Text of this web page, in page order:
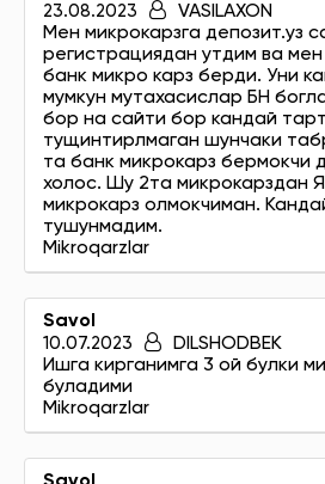
23.08.2023
VASILAXON
Мен микрокарзга депозит.уз
регистрациядан утдим ва
банк микро карз берди. Уни
мумкун мутахасислар БН
бор на сайти бор кандай
тущинтирлмаган шунчаки
та банк микрокарз бермокчи
холос. Шу 2та микрокарздан
микрокарз олмокчиман.
тушунмадим.
Mikroqarzlar
Savol
10.07.2023
DILSHODBEK
Ишга кирганимга 3 ой булки
буладими
Mikroqarzlar